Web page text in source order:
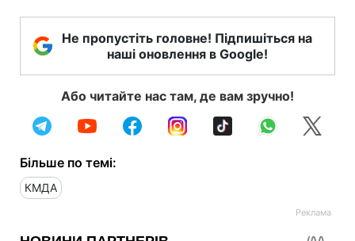
Не пропустіть головне! Підпишіться на
наші оновлення в Google!
Або читайте нас там, де вам зручно!
Більше по темі:
КМДА